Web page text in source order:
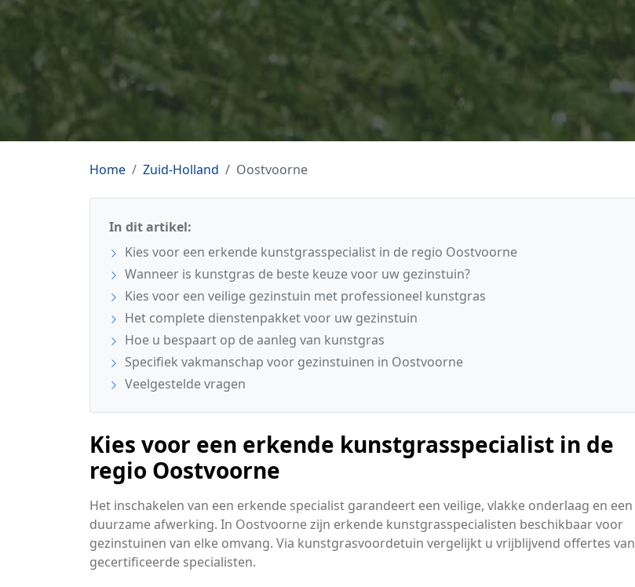
Home Zuid-Holland Oostvoorne
In dit artikel:
Kies voor een erkende kunstgrasspecialist in de regio Oostvoorne
Wanneer is kunstgras de beste keuze voor uw gezinstuin?
Kies voor een veilige gezinstuin met professioneel kunstgras
Het complete dienstenpakket voor uw gezinstuin
Hoe u bespaart op de aanleg van kunstgras
Specifiek vakmanschap voor gezinstuinen in Oostvoorne
Veelgestelde vragen
Kies voor een erkende kunstgrasspecialist in de
regio Oostvoorne
Het inschakelen van een erkende specialist garandeert een veilige, vlakke onderlaag en een
duurzame afwerking. In Oostvoorne zijn erkende kunstgrasspecialisten beschikbaar voor
gezinstuinen van elke omvang. Via kunstgrasvoordetuin vergelijkt u vrijblijvend offertes van
gecertificeerde specialisten.